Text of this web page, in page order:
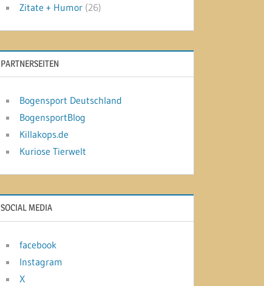
Zitate + Humor (26)
PARTNERSEITEN
Bogensport Deutschland
BogensportBlog
Killakops.de
Kuriose Tierwelt
SOCIAL MEDIA
facebook
Instagram
X